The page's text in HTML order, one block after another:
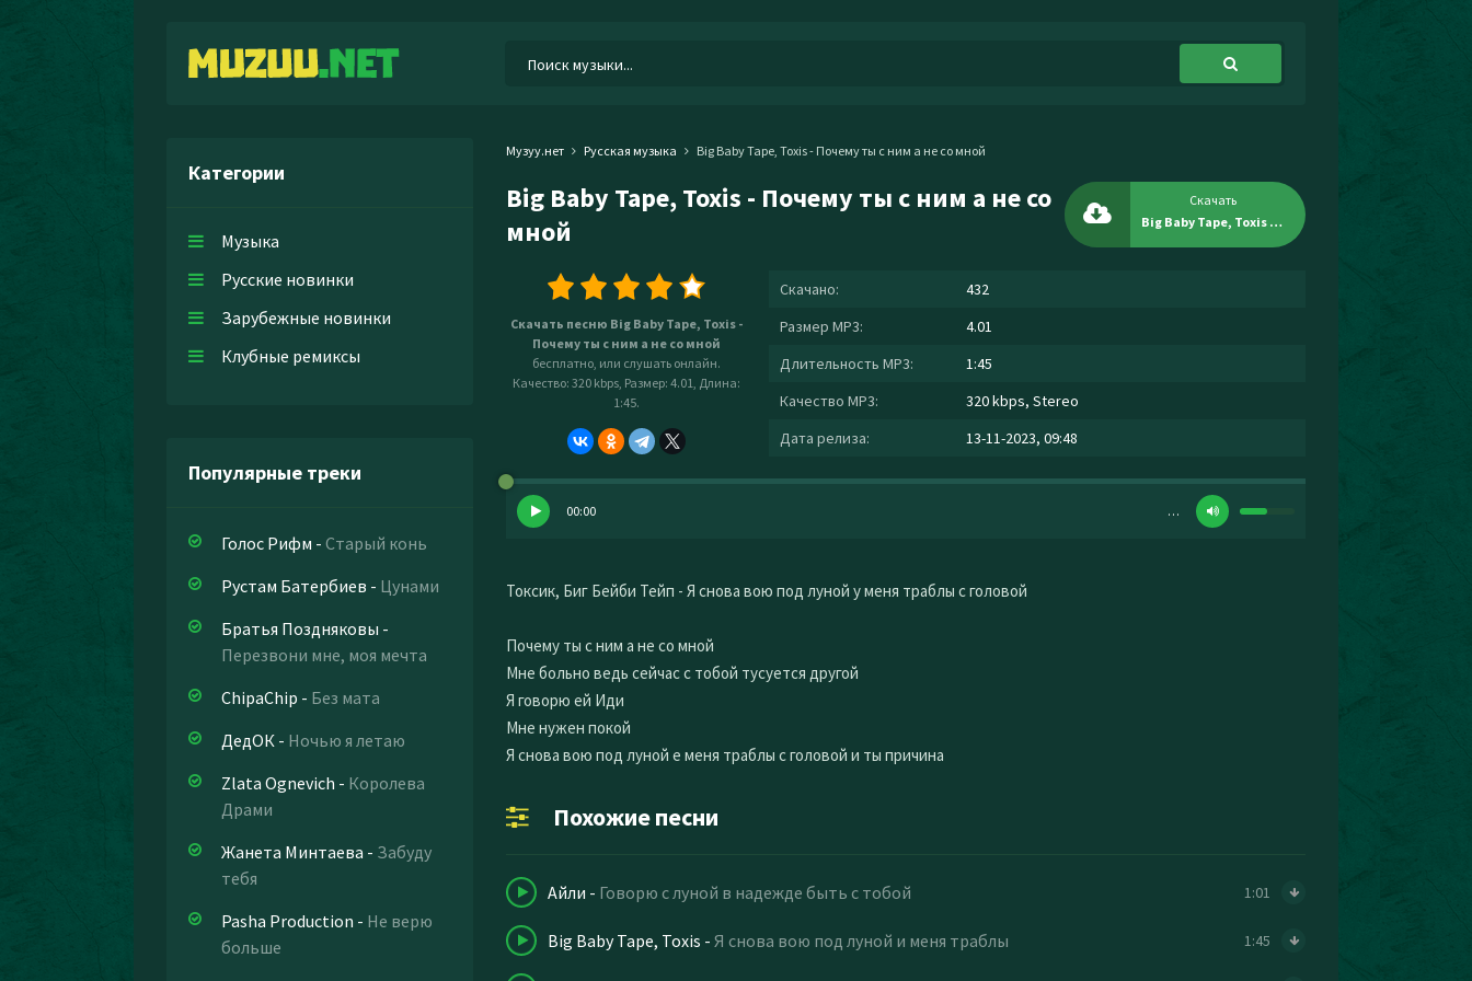
Категории
Музыка
Русские новинки
Зарубежные новинки
Клубные ремиксы
Популярные треки
Голос Рифм - Старый конь
Рустам Батербиев - Цунами
Братья Поздняковы -
Перезвони мне, моя мечта
ChipaChip - Без мата
ДедОК - Ночью я летаю
Zlata Ognevich - Королева
Драми
Жанета Минтаева - Забуду
тебя
Pasha Production - Не верю
больше
Музуу.нет Русская музыка Big Baby Tape, Toxis - Почему ты с ним а не со мной
Big Baby Tape, Toxis - Почему ты с ним а не со
мной
Скачать
Big Baby Tape, Toxis - Почему ты с ним а не со мной
Скачать песню Big Baby Tape, Toxis -
Почему ты с ним а не со мной
бесплатно, или слушать онлайн.
Качество: 320 kbps, Размер: 4.01, Длина:
1:45.
Скачано:
432
Размер MP3:
4.01
Длительность MP3:
1:45
Качество MP3:
320 kbps, Stereo
Дата релиза:
13-11-2023, 09:48
00:00 …
Токсик, Биг Бейби Тейп - Я снова вою под луной у меня траблы с головой
Почему ты с ним а не со мной
Мне больно ведь сейчас с тобой тусуется другой
Я говорю ей Иди
Мне нужен покой
Я снова вою под луной e меня траблы с головой и ты причина
Похожие песни
Айли - Говорю с луной в надежде быть с тобой 1:01
Big Baby Tape, Toxis - Я снова вою под луной и меня траблы 1:45